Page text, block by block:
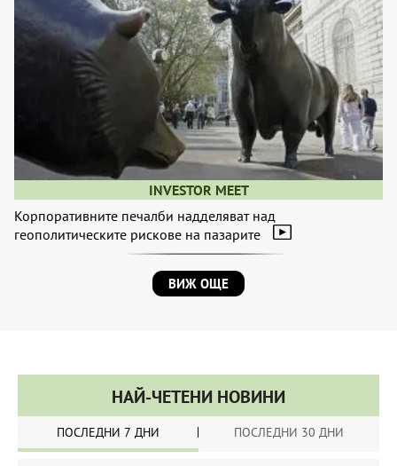
INVESTOR MEET
Корпоративните печалби надделяват над
геополитическите рискове на пазарите
ВИЖ ОЩЕ
НАЙ-ЧЕТЕНИ НОВИНИ
ПОСЛЕДНИ 7 ДНИ ПОСЛЕДНИ 30 ДНИ